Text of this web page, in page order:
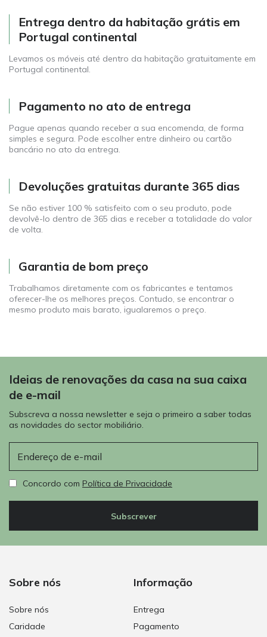
Entrega dentro da habitação grátis em
Portugal continental
Levamos os móveis até dentro da habitação gratuitamente em
Portugal continental.
Pagamento no ato de entrega
Pague apenas quando receber a sua encomenda, de forma
simples e segura. Pode escolher entre dinheiro ou cartão
bancário no ato da entrega.
Devoluções gratuitas durante 365 dias
Se não estiver 100 % satisfeito com o seu produto, pode
devolvê-lo dentro de 365 dias e receber a totalidade do valor
de volta.
Garantia de bom preço
Trabalhamos diretamente com os fabricantes e tentamos
oferecer-lhe os melhores preços. Contudo, se encontrar o
mesmo produto mais barato, igualaremos o preço.
Ideias de renovações da casa na sua caixa
de e-mail
Subscreva a nossa newsletter e seja o primeiro a saber todas
as novidades do sector mobiliário.
Concordo com Política de Privacidade
Subscrever
Sobre nós
Sobre nós
Caridade
Informação
Entrega
Pagamento